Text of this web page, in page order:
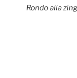
Rondo alla